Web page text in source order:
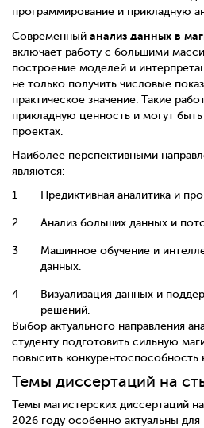
программирование и прикладную
Современный анализ данных в
включает работу с большими
построение моделей и
не только получить числовые
практическое значение. Такие
прикладную ценность и могут
проектах.
Наиболее перспективными
являются:
Предиктивная аналитика и
Анализ больших данных и
Машинное обучение и
данных.
Визуализация данных и
решений.
Выбор актуального направления
студенту подготовить сильную
повысить конкурентоспособность
Темы диссертаций на
Темы магистерских диссертаций
2026 году особенно актуальны для